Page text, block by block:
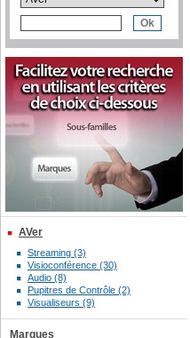
AVer
Streaming (3)
Visioconférence (30)
Audio (8)
Pupitres de Contrôle (2)
Visualiseurs (9)
Marques